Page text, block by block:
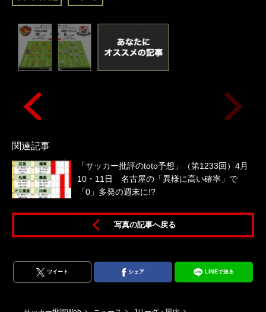
関連記事
「サッカー批評のtoto予想」（第1233回）4月
10・11日 名古屋の「異様に高い確率」で
「0」多発の週末に!?
写真の記事へ戻る
ツイート シェア LINEで送る